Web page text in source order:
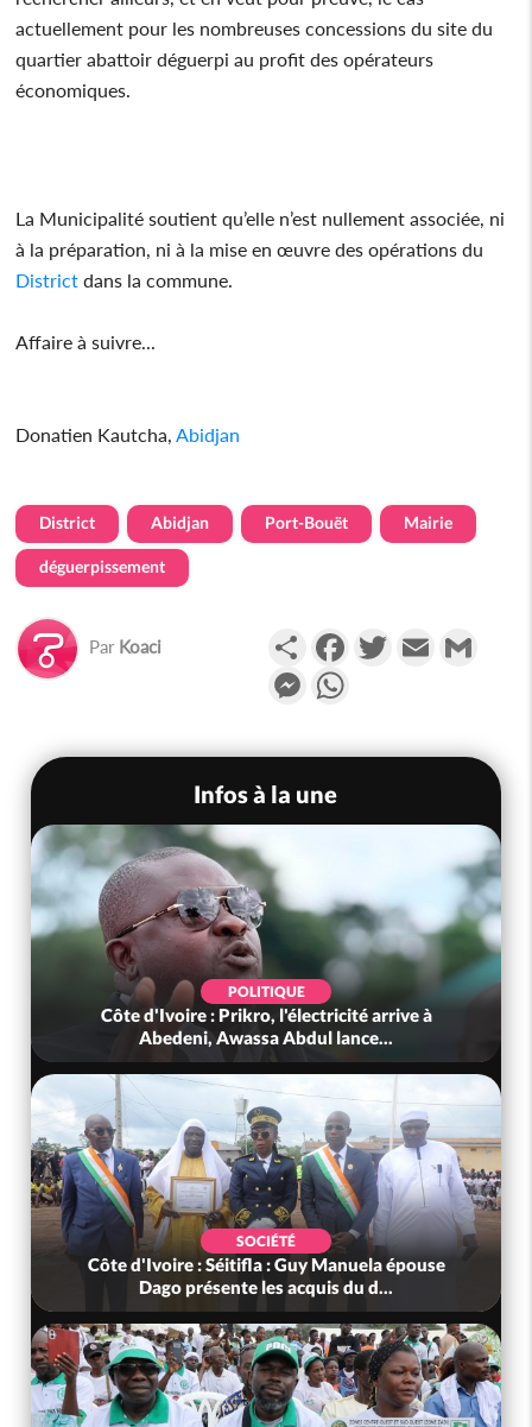
actuellement pour les nombreuses concessions du site du
quartier abattoir déguerpi au profit des opérateurs
économiques.
La Municipalité soutient qu’elle n’est nullement associée, ni
à la préparation, ni à la mise en œuvre des opérations du
District dans la commune.
Affaire à suivre...
Donatien Kautcha, Abidjan
District Abidjan Port-Bouët Mairie
déguerpissement
Par Koaci PartagerFacebookTwitterEmail
Messenger
Infos à la une
POLITIQUE
Côte d'Ivoire : Prikro, l'électricité arrive à
Abedeni, Awassa Abdul lance...
SOCIÉTÉ
Côte d'Ivoire : Séitifla : Guy Manuela épouse
Dago présente les acquis du d...